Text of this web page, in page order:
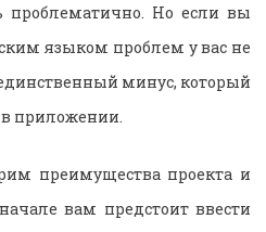
проблематично. Но если вы
языком проблем у вас не
минус, который
приложении.
преимущества проекта и
вам предстоит ввести